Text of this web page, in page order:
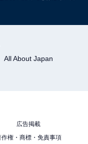
All About Japan
広告掲載
作権・商標・免責事項